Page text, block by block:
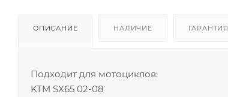
ОПИСАНИЕ НАЛИЧИЕ ГАРАНТИЯ
Подходит для мотоциклов:
KTM SX65 02-08